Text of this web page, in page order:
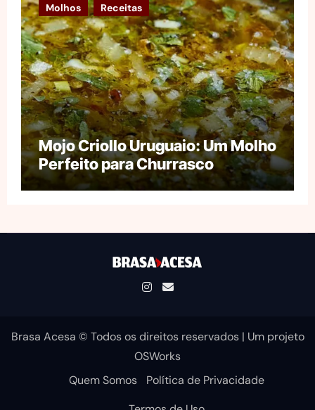
Molhos Receitas
Mojo Criollo Uruguaio: Um Molho
Perfeito para Churrasco
Brasa Acesa © Todos os direitos reservados | Um projeto
OSWorks
Quem Somos
Política de Privacidade